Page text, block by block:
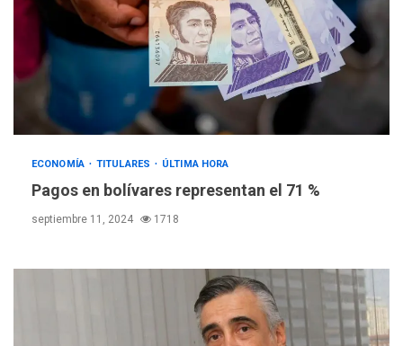
ECONOMÍA TITULARES ÚLTIMA HORA
Pagos en bolívares representan el 71 %
septiembre 11, 2024 1718
Hutíes de Yemen dicen que
atacaron dos petroleros
REGIONALES ÚLTIMA HORA
Instituciones estadales se
suman al Plan Agosto de